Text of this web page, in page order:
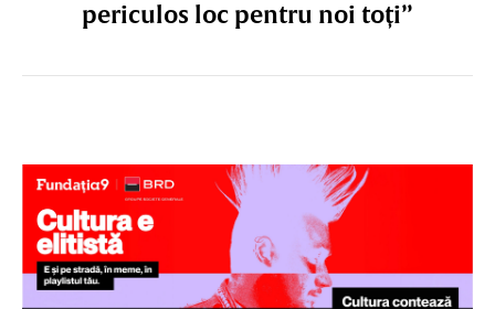
periculos loc pentru noi toți”